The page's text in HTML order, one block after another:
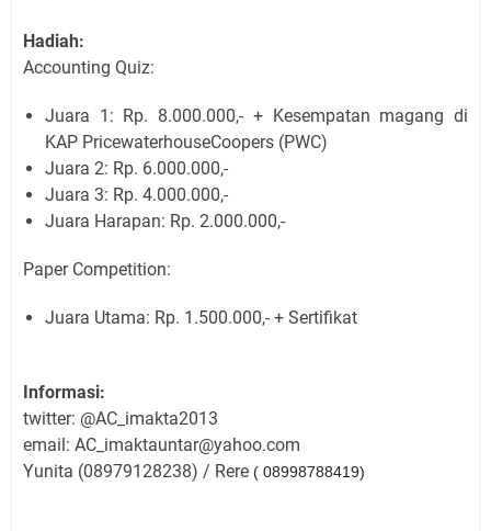
Hadiah:
Accounting Quiz:
Juara 1: Rp. 8.000.000,- + Kesempatan magang di
KAP PricewaterhouseCoopers (PWC)
Juara 2: Rp. 6.000.000,-
Juara 3: Rp. 4.000.000,-
Juara Harapan: Rp. 2.000.000,-
Paper Competition:
Juara Utama: Rp. 1.500.000,- + Sertifikat
Informasi:
twitter: @AC_imakta2013
email: AC_imaktauntar@yahoo.com
Yunita (08979128238) / Rere ( 08998788419)